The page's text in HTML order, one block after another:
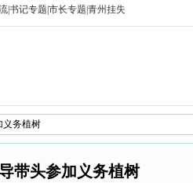
书记专题 市长专题 青州挂失
义务植树
带头参加义务植树